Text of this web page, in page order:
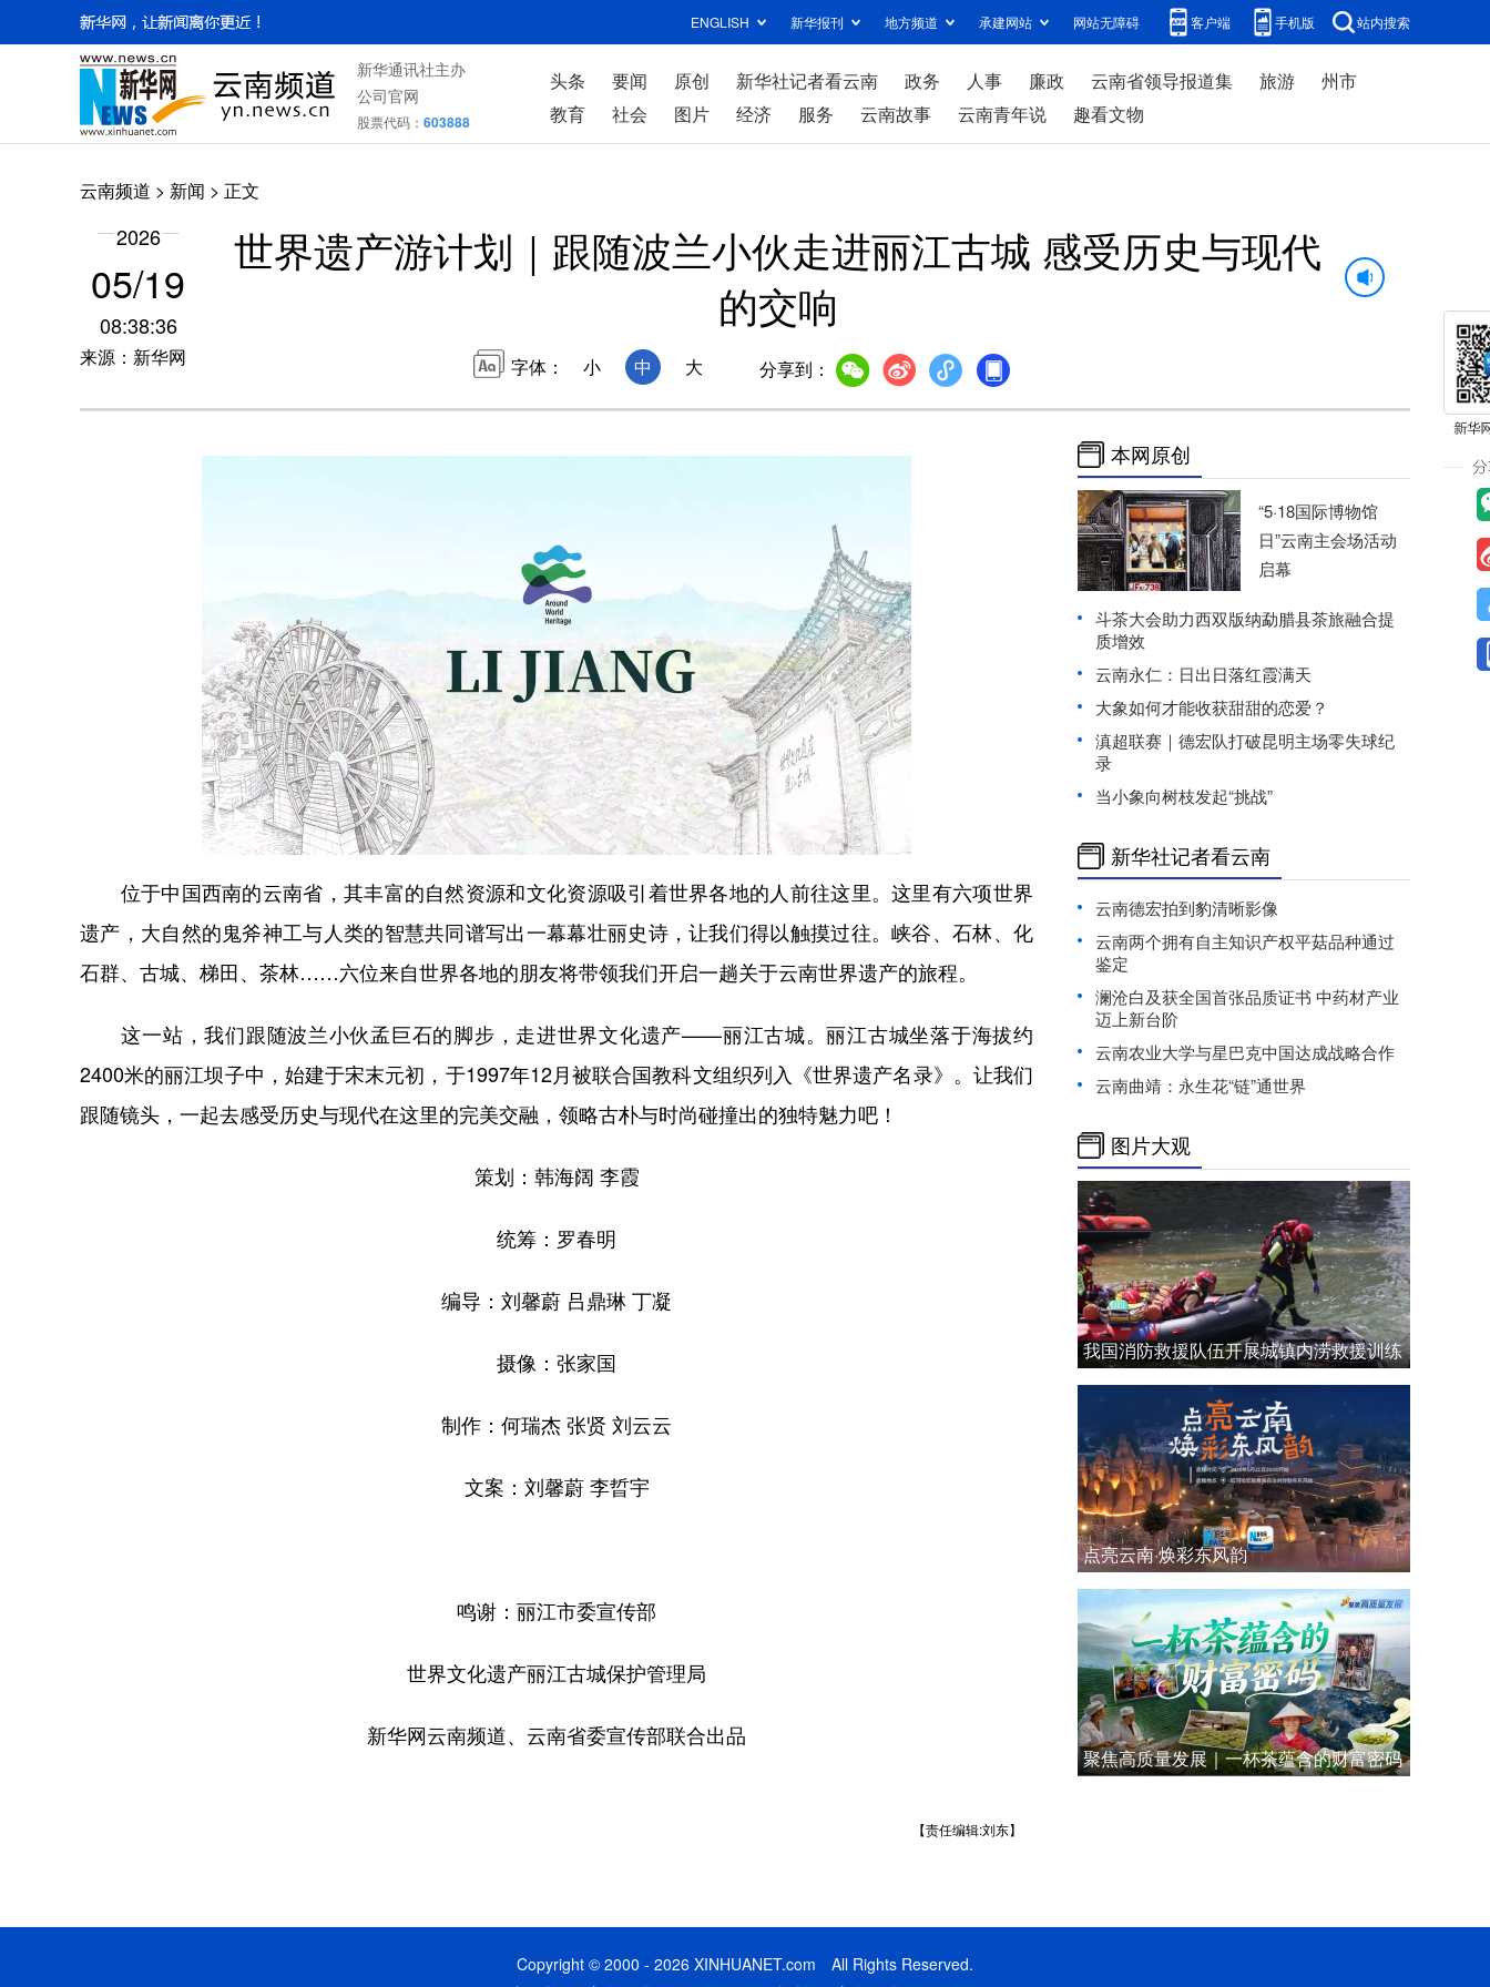
ENGLISH 新华报刊 地方频道 承建网站 网站无障碍 客户端 手机版 站内搜索
新华通讯社主办
公司官网
股票代码： 603888
头条 要闻 原创 新华社记者看云南 政务 人事 廉政 云南省领导报道集 旅游
州市
教育
社会 图片 经济 服务 云南故事 云南青年说 趣看文物
云南频道 > 新闻 > 正文
2026
05/19
08:38:36
来源：新华网
世界遗产游计划｜跟随波兰小伙走进丽江古城 感受历史与现代
的交响
字体： 小 中 大 分享到：
位于中国西南的云南省，其丰富的自然资源和文化资源吸引着世界各地的人前往这里。这里有六项世界
遗产，大自然的鬼斧神工与人类的智慧共同谱写出一幕幕壮丽史诗，让我们得以触摸过往。峡谷、石林、化
石群、古城、梯田、茶林……六位来自世界各地的朋友将带领我们开启一趟关于云南世界遗产的旅程。
这一站，我们跟随波兰小伙孟巨石的脚步，走进世界文化遗产——丽江古城。丽江古城坐落于海拔约
2400米的丽江坝子中，始建于宋末元初，于1997年12月被联合国教科文组织列入《世界遗产名录》。让我们
跟随镜头，一起去感受历史与现代在这里的完美交融，领略古朴与时尚碰撞出的独特魅力吧！
策划：韩海阔 李霞
统筹：罗春明
编导：刘馨蔚 吕鼎琳 丁凝
摄像：张家国
制作：何瑞杰 张贤 刘云云
文案：刘馨蔚 李晢宇
鸣谢：丽江市委宣传部
世界文化遗产丽江古城保护管理局
新华网云南频道、云南省委宣传部联合出品
【责任编辑:刘东】
本网原创
“5·18国际博物馆
日”云南主会场活动
启幕
斗茶大会助力西双版纳勐腊县茶旅融合提
质增效
云南永仁：日出日落红霞满天
大象如何才能收获甜甜的恋爱？
滇超联赛｜德宏队打破昆明主场零失球纪
录
当小象向树枝发起“挑战”
新华社记者看云南
云南德宏拍到豹清晰影像
云南两个拥有自主知识产权平菇品种通过
鉴定
澜沧白及获全国首张品质证书 中药材产业
迈上新台阶
云南农业大学与星巴克中国达成战略合作
云南曲靖：永生花“链”通世界
图片大观
我国消防救援队伍开展城镇内涝救援训练
点亮云南·焕彩东风韵
聚焦高质量发展｜一杯茶蕴含的财富密码
Copyright © 2000 - 2026 XINHUANET.com All Rights Reserved.